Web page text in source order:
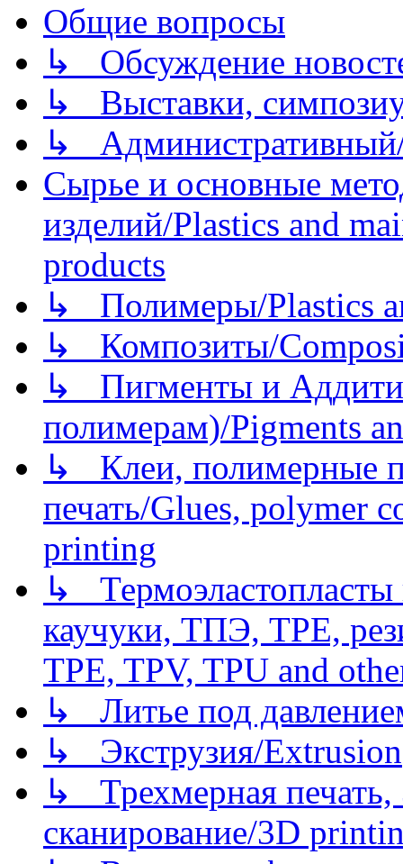
Общие вопросы
↳ Обсуждение
↳ Выставки,
↳
Сырье и основные
изделий/Plastics and
products
↳ Полимеры/Plastics
↳ Композиты/
↳ Пигменты и
полимерам)/Pigments
↳ Клеи, полимерные
печать/Glues, polymer
printing
↳
каучуки, ТПЭ, TPE,
TPE, TPV, TPU and
↳ Литье под
↳ Экструзия/Extrusion
↳ Трехмерная
сканирование/3D